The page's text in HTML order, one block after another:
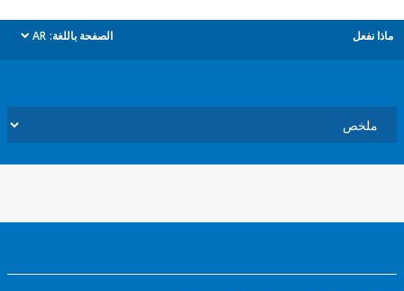
الصفحة باللغة: AR
dropdown